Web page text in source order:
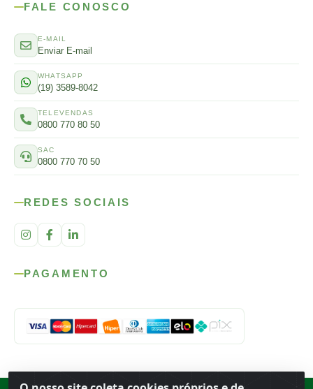
FALE CONOSCO
E-MAIL
Enviar E-mail
WHATSAPP
(19) 3589-8042
TELEVENDAS
0800 770 80 50
SAC
0800 770 70 50
REDES SOCIAIS
PAGAMENTO